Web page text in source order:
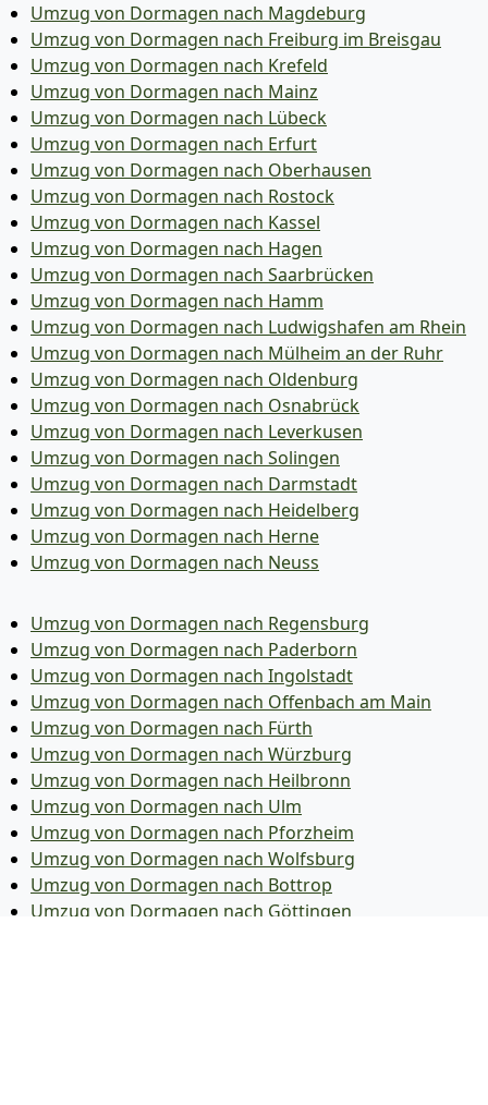
Umzug von Dormagen nach Magdeburg
Umzug von Dormagen nach Freiburg im Breisgau
Umzug von Dormagen nach Krefeld
Umzug von Dormagen nach Mainz
Umzug von Dormagen nach Lübeck
Umzug von Dormagen nach Erfurt
Umzug von Dormagen nach Oberhausen
Umzug von Dormagen nach Rostock
Umzug von Dormagen nach Kassel
Umzug von Dormagen nach Hagen
Umzug von Dormagen nach Saarbrücken
Umzug von Dormagen nach Hamm
Umzug von Dormagen nach Ludwigshafen am Rhein
Umzug von Dormagen nach Mülheim an der Ruhr
Umzug von Dormagen nach Oldenburg
Umzug von Dormagen nach Osnabrück
Umzug von Dormagen nach Leverkusen
Umzug von Dormagen nach Solingen
Umzug von Dormagen nach Darmstadt
Umzug von Dormagen nach Heidelberg
Umzug von Dormagen nach Herne
Umzug von Dormagen nach Neuss
Umzug von Dormagen nach Regensburg
Umzug von Dormagen nach Paderborn
Umzug von Dormagen nach Ingolstadt
Umzug von Dormagen nach Offenbach am Main
Umzug von Dormagen nach Fürth
Umzug von Dormagen nach Würzburg
Umzug von Dormagen nach Heilbronn
Umzug von Dormagen nach Ulm
Umzug von Dormagen nach Pforzheim
Umzug von Dormagen nach Wolfsburg
Umzug von Dormagen nach Bottrop
Umzug von Dormagen nach Göttingen